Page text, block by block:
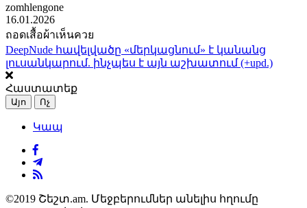
zomhlengone
16.01.2026
ถอดเสื้อผ้าเห็นควย
DeepNude հավելվածը «մերկացնում» է կանանց
լուսանկարում. ինչպես է այն աշխատում (+upd.)
Հաստատեք
Այո Ոչ
Կապ
©2019 Շեշտ.am. Մեջբերումներ անելիս հղումը